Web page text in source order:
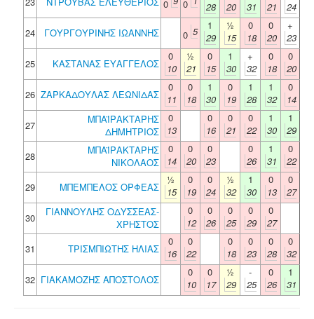
0 0
28
20
31
21
24
24
ΓΟΥΡΓΟΥΡΙΝΗΣ ΙΩΑΝΝΗΣ 0 5
1
29
½
15
0
18
0
20
+
23
25
ΚΑΣΤΑΝΑΣ ΕΥΑΓΓΕΛΟΣ
0
10
½
21
0
15
1
30
+
32
0
18
0
20
26 ΖΑΡΚΑΔΟΥΛΑΣ ΛΕΩΝΙΔΑΣ
0
11
0
18
1
30
0
19
1
28
1
32
0
14
27
ΜΠΑΪΡΑΚΤΑΡΗΣ
ΔΗΜΗΤΡΙΟΣ
0
13
0
16
0
21
0
22
1
30
1
29
28
ΜΠΑΪΡΑΚΤΑΡΗΣ
ΝΙΚΟΛΑΟΣ
0
14
0
20
0
23
0
26
1
31
0
22
29
ΜΠΕΜΠΕΛΟΣ ΟΡΦΕΑΣ
½
15
0
19
0
24
½
32
1
30
0
13
0
27
30
ΓΙΑΝΝΟΥΛΗΣ ΟΔΥΣΣΕΑΣ-
ΧΡΗΣΤΟΣ
0
12
0
26
0
25
0
29
0
27
31
ΤΡΙΣΜΠΙΩΤΗΣ ΗΛΙΑΣ
0
16
0
22
0
18
0
23
0
28
0
32
32 ΓΙΑΚΑΜΟΖΗΣ ΑΠΟΣΤΟΛΟΣ
0
10
0
17
½
29
-
25
0
26
1
31